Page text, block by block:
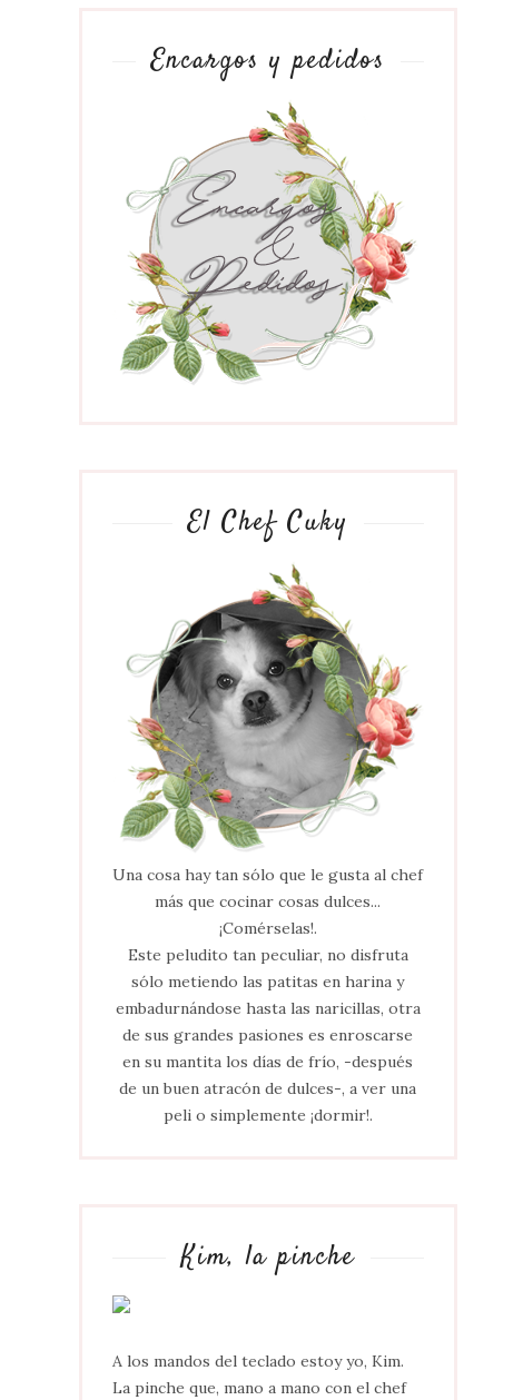
Encargos y pedidos
El Chef Cuky
Una cosa hay tan sólo que le gusta al chef
más que cocinar cosas dulces...
¡Comérselas!.
Este peludito tan peculiar, no disfruta
sólo metiendo las patitas en harina y
embadurnándose hasta las naricillas, otra
de sus grandes pasiones es enroscarse
en su mantita los días de frío, -después
de un buen atracón de dulces-, a ver una
peli o simplemente ¡dormir!.
Kim, la pinche
A los mandos del teclado estoy yo, Kim.
La pinche que, mano a mano con el chef